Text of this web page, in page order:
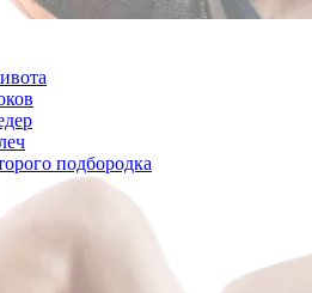
подбородка